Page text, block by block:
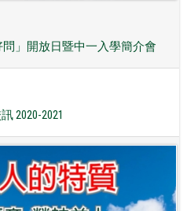
」開放日暨中一入學簡介會
2020-2021